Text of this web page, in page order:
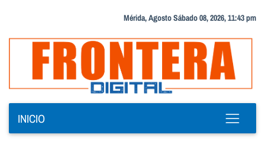
Mérida, Agosto Sábado 08, 2026, 11:43 pm
INICIO